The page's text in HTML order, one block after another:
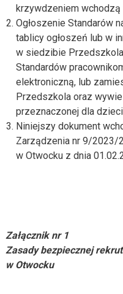
krzywdzeniem wchodzą
Ogłoszenie Standarów
tablicy ogłoszeń lub w
w siedzibie
Standardów
elektroniczną, lub
Przedszkola oraz
przeznaczonej dla
Niniejszy dokument
Zarządzenia nr 9/2023/
w Otwocku z dnia
Załącznik nr 1
Zasady bezpiecznej
w Otwocku